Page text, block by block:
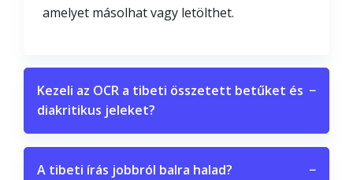
amelyet másolhat vagy letölthet.
Kezeli az OCR a tibeti összetett betűket és
diakritikus jeleket?
−
A tibeti írás jobbról balra halad?
−